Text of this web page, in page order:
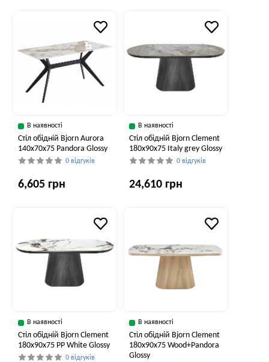
В наявності
Стіл обідній Bjorn Aurora
140x70x75 Pandora Glossy
0 відгуків
6,605 грн
В наявності
Стіл обідній Bjorn Clement
180х90х75 Italy grey Glossy
0 відгуків
24,610 грн
В наявності
Стіл обідній Bjorn Clement
180х90х75 PP White Glossy
0 відгуків
В наявності
Стіл обідній Bjorn Clement
180х90х75 Wood+Pandora
Glossy